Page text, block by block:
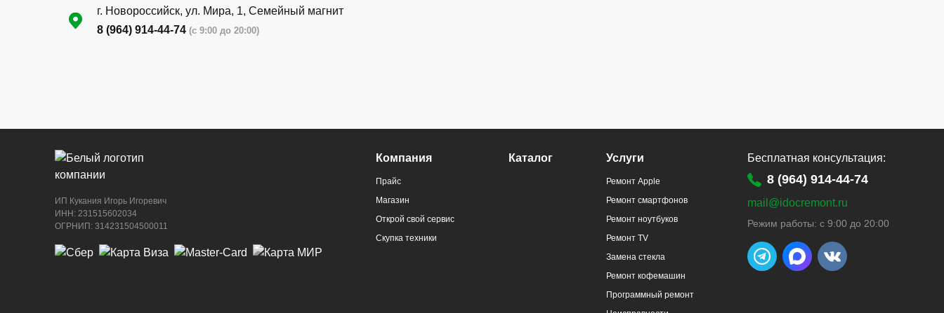
г. Новороссийск, ул. Мира, 1, Семейный магнит
8 (964) 914-44-74 (с 9:00 до 20:00)
рынок (напротив павильона с животными)
8 (964) 914-44-74
ИП Кукания Игорь Игоревич
ИНН: 231515602034
ОГРНИП: 314231504500011
Компания
Прайс
Магазин
Открой свой сервис
Скупка техники
Каталог Услуги
Ремонт Apple
Ремонт смартфонов
Ремонт ноутбуков
Ремонт TV
Замена стекла
Ремонт кофемашин
Программный ремонт
Бесплатная консультация:
8 (964) 914-44-74
mail@idocremont.ru
Режим работы: с 9:00 до 20:00